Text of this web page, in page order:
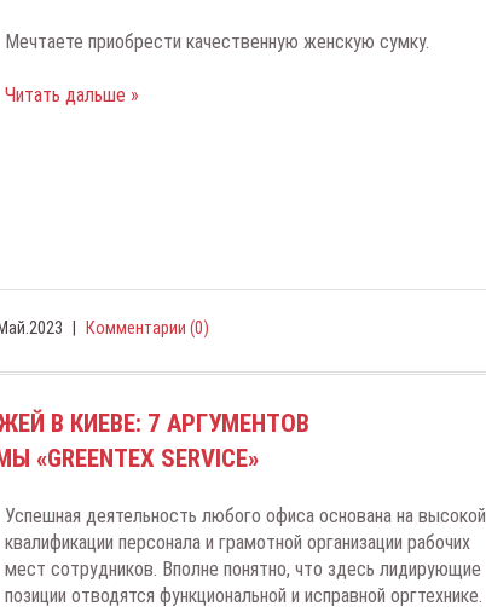
Мечтаете приобрести качественную женскую сумку.
Читать дальше »
Комментарии (0)
В КИЕВЕ: 7 АРГУМЕНТОВ
SERVICE»
Успешная деятельность любого офиса основана на высокой
квалификации персонала и грамотной организации рабочих
мест сотрудников. Вполне понятно, что здесь лидирующие
позиции отводятся функциональной и исправной оргтехнике.